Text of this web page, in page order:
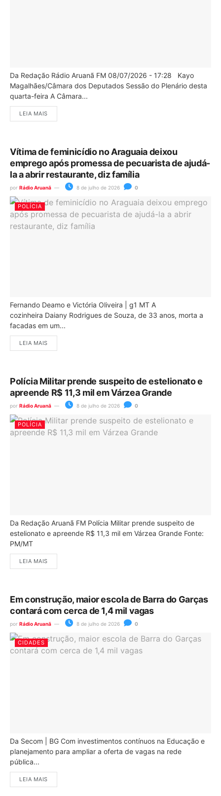
Da Redação Rádio Aruanã FM 08/07/2026 - 17:28 Kayo
Magalhães/Câmara dos Deputados Sessão do Plenário desta
quarta-feira A Câmara...
LEIA MAIS
Vítima de feminicídio no Araguaia deixou
emprego após promessa de pecuarista de ajudá-
la a abrir restaurante, diz família
por Rádio Aruanã 8 de julho de 2026 0
POLÍCIA
Fernando Deamo e Victória Oliveira | g1 MT A
cozinheira Daiany Rodrigues de Souza, de 33 anos, morta a
facadas em um...
LEIA MAIS
Polícia Militar prende suspeito de estelionato e
apreende R$ 11,3 mil em Várzea Grande
por Rádio Aruanã 8 de julho de 2026 0
POLÍCIA
Da Redação Aruanã FM Polícia Militar prende suspeito de
estelionato e apreende R$ 11,3 mil em Várzea Grande Fonte:
PM/MT
LEIA MAIS
Em construção, maior escola de Barra do Garças
contará com cerca de 1,4 mil vagas
por Rádio Aruanã 8 de julho de 2026 0
CIDADES
Da Secom | BG Com investimentos contínuos na Educação e
planejamento para ampliar a oferta de vagas na rede
pública...
LEIA MAIS